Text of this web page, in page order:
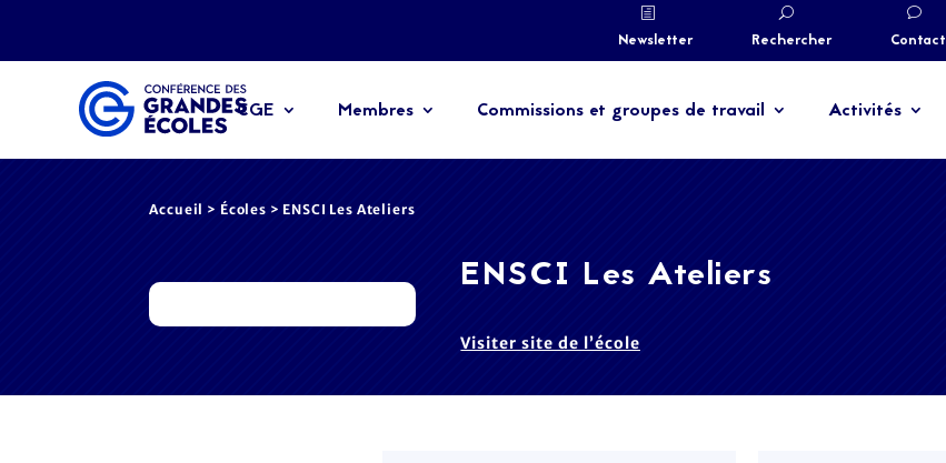
Newsletter Rechercher Contact
CGE Membres Commissions et groupes de travail Activités
Accueil > Écoles > ENSCI Les Ateliers
ENSCI Les Ateliers
Visiter site de l’école